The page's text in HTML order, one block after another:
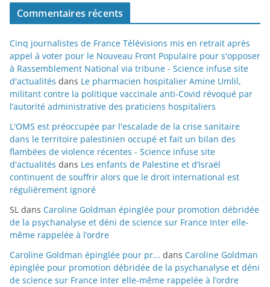
Commentaires récents
Cinq journalistes de France Télévisions mis en retrait après
appel à voter pour le Nouveau Front Populaire pour s'opposer
à Rassemblement National via tribune - Science infuse site
d'actualités dans Le pharmacien hospitalier Amine Umlil,
militant contre la politique vaccinale anti-Covid révoqué par
l’autorité administrative des praticiens hospitaliers
L'OMS est préoccupée par l'escalade de la crise sanitaire
dans le territoire palestinien occupé et fait un bilan des
flambées de violence récentes - Science infuse site
d'actualités dans Les enfants de Palestine et d’Israël
continuent de souffrir alors que le droit international est
régulièrement ignoré
SL dans Caroline Goldman épinglée pour promotion débridée
de la psychanalyse et déni de science sur France Inter elle-
même rappelée à l’ordre
Caroline Goldman épinglée pour pr... dans Caroline Goldman
épinglée pour promotion débridée de la psychanalyse et déni
de science sur France Inter elle-même rappelée à l’ordre